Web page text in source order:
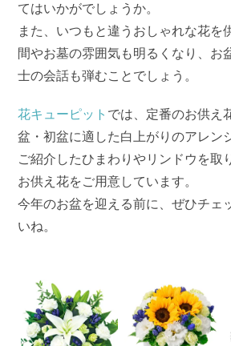
てはいかがでしょうか。
また、いつもと違うおしゃれな花を
間やお墓の雰囲気も明るくなり、お
士の会話も弾むことでしょう。
花キューピット では、定番のお供え
盆・初盆に適した白上がりのアレン
ご紹介したひまわりやリンドウを取
お供え花をご用意しています。
今年のお盆を迎える前に、ぜひチェ
いね。